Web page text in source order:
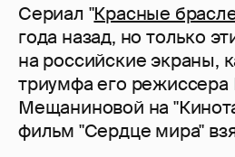
Сериал "Красные
года назад, но только
на российские экраны,
триумфа его режиссера
Мещаниновой на
фильм "Сердце мира"